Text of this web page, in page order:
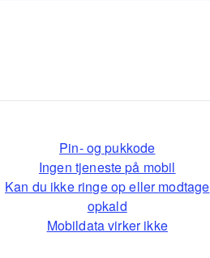
Pin- og pukkode
Ingen tjeneste på mobil
Kan du ikke ringe op eller modtage
opkald
Mobildata virker ikke